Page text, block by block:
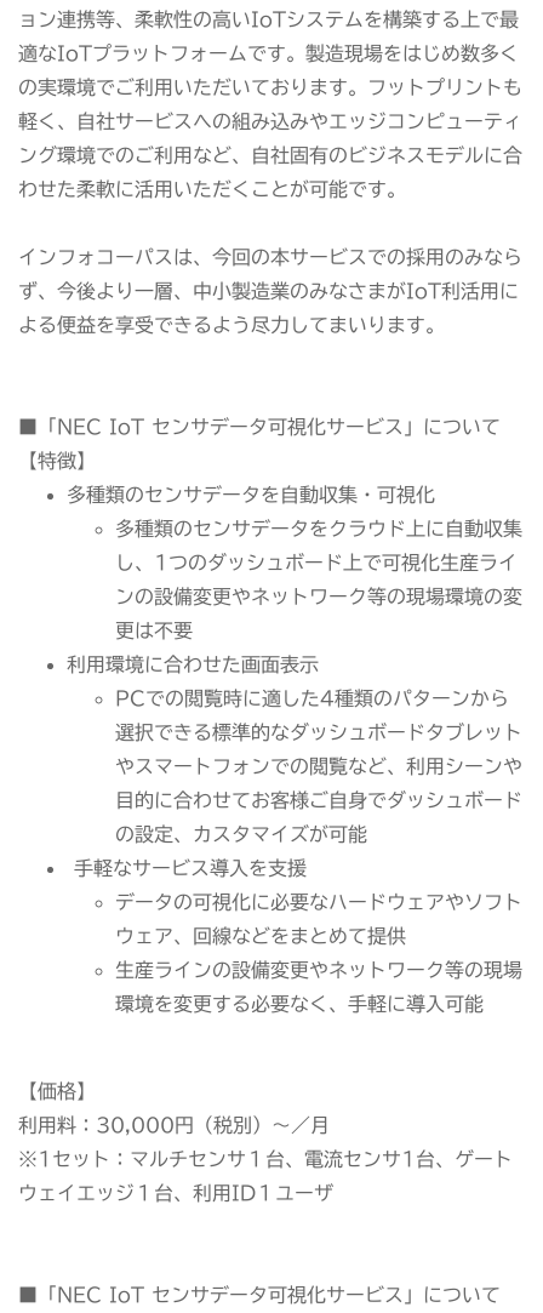
ョン連携等、柔軟性の高いIoTシステムを構築する上で最
適なIoTプラットフォームです。製造現場をはじめ数多く
の実環境でご利用いただいております。フットプリントも
軽く、自社サービスへの組み込みやエッジコンピューティ
ング環境でのご利用など、自社固有のビジネスモデルに合
わせた柔軟に活用いただくことが可能です。
インフォコーパスは、今回の本サービスでの採用のみなら
ず、今後より一層、中小製造業のみなさまがIoT利活用に
よる便益を享受できるよう尽力してまいります。
■「NEC IoT センサデータ可視化サービス」について
【特徴】
多種類のセンサデータを自動収集・可視化
多種類のセンサデータをクラウド上に自動収集
し、1つのダッシュボード上で可視化生産ライ
ンの設備変更やネットワーク等の現場環境の変
更は不要
利用環境に合わせた画面表示
PCでの閲覧時に適した4種類のパターンから
選択できる標準的なダッシュボードタブレット
やスマートフォンでの閲覧など、利用シーンや
目的に合わせてお客様ご自身でダッシュボード
の設定、カスタマイズが可能
手軽なサービス導入を支援
データの可視化に必要なハードウェアやソフト
ウェア、回線などをまとめて提供
生産ラインの設備変更やネットワーク等の現場
環境を変更する必要なく、手軽に導入可能
【価格】
利用料：30,000円（税別）～／月
※1セット：マルチセンサ１台、電流センサ1台、ゲート
ウェイエッジ１台、利用ID１ユーザ
■「NEC IoT センサデータ可視化サービス」について